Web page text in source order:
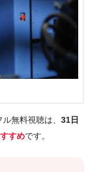
無料視聴は、 31日
すめです。